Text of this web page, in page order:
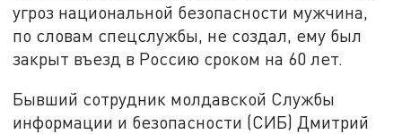
угроз национальной безопасности мужчина,
по словам спецслужбы, не создал, ему был
закрыт въезд в Россию сроком на 60 лет.
Бывший сотрудник молдавской Службы
информации и безопасности (СИБ) Дмитрий